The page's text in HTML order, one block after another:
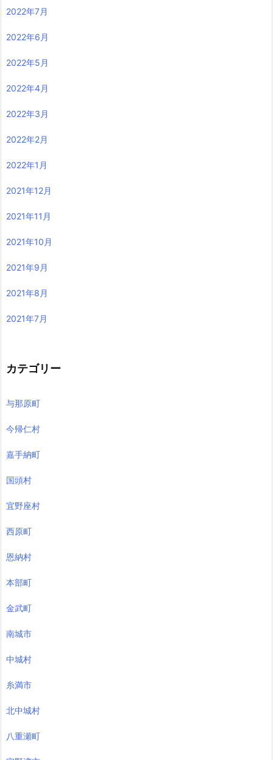
2022年7月
2022年6月
2022年5月
2022年4月
2022年3月
2022年2月
2022年1月
2021年12月
2021年11月
2021年10月
2021年9月
2021年8月
2021年7月
カテゴリー
与那原町
今帰仁村
嘉手納町
国頭村
宜野座村
西原町
恩納村
本部町
金武町
南城市
中城村
糸満市
北中城村
八重瀬町